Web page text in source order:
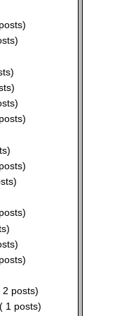
2 posts)
( 1 posts)